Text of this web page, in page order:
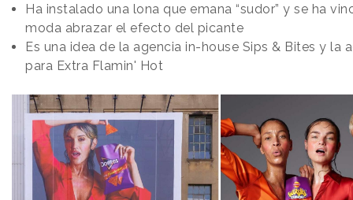
Ha instalado una lona que emana “sudor” y se ha
moda abrazar el efecto del picante
Es una idea de la agencia in-house Sips & Bites y la
para Extra Flamin' Hot